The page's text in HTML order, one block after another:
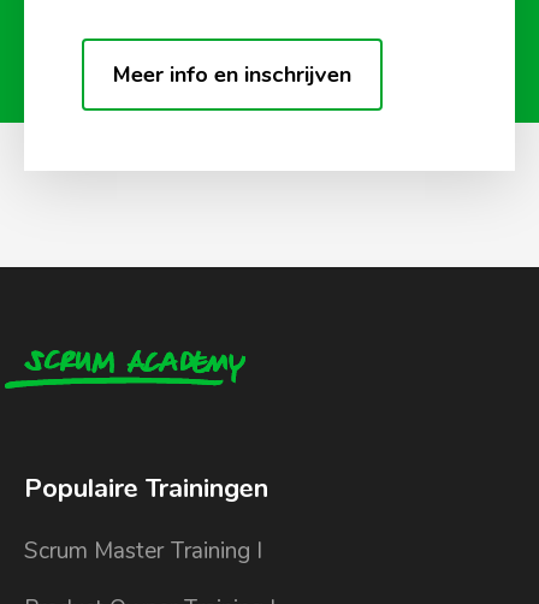
Meer info en inschrijven
Populaire Trainingen
Scrum Master Training I